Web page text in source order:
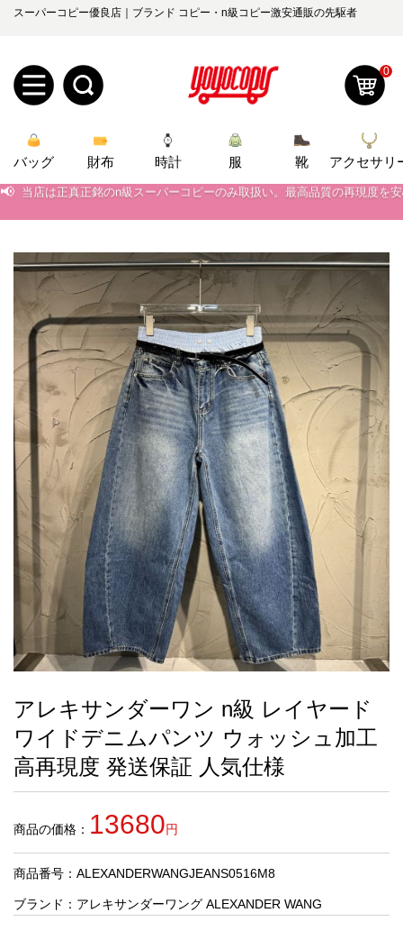
スーパーコピー優良店｜ブランド コピー・n級コピー激安通販の先駆者
規
登
録
ロ
ダ
ー
管
知
ら
せ
yoyocopys@gmail.com
2026人気特集
バッグ
財布
時計
服
ズボン
衣装セット
靴
住まい用品
アクセサリー
ベルト
スカーフ
アイフォーンケ
ース
小物
製
品
お
す
す
め
商
人
気
商
0
バッグ 財布 時計 服 靴 アクセサリ
📢 当店は正真正銘のn級スーパーコピーのみ取扱い。最高品質の再現度を
📢 2026春の新作続々更新中！期間中のご注文でお得な割引をご利用いただ
📢 当店は正真正銘のn級スーパーコピーのみ取扱い。最高品質の再現度を
2026春の新作続々更新中！期間中のご注文でお得な割引をご利用いただ
新作入荷！ルイ・ヴィトンスーパーコピー バッグ最新モデルが登場。
アレキサンダーワン n級 レイヤード
ワイドデニムパンツ ウォッシュ加工
高再現度 発送保証 人気仕様
商品の価格： 13680円
商品番号：ALEXANDERWANGJEANS0516M8
ブランド： アレキサンダーワング ALEXANDER WANG